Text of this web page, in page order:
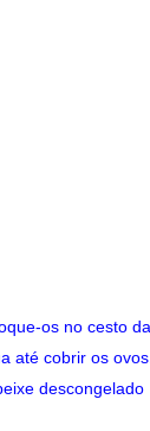
os no cesto
até cobrir os